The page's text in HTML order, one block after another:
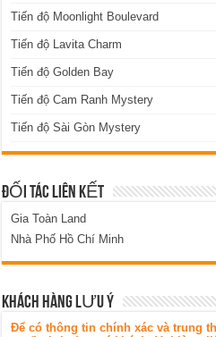
Tiến độ Moonlight Boulevard
Tiến độ Lavita Charm
Tiến độ Golden Bay
Tiến độ Cam Ranh Mystery
Tiến độ Sài Gòn Mystery
ĐỐI TÁC LIÊN KẾT
Gia Toàn Land
Nhà Phố Hồ Chí Minh
KHÁCH HÀNG LƯU Ý
Để có thông tin chính xác và trung